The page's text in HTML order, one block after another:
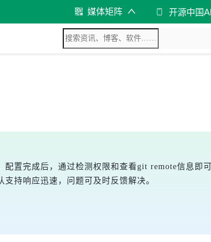
媒体矩阵 开源中国
置完成后，通过检测权限和查看git remote信息即
持响应迅速，问题可及时反馈解决。